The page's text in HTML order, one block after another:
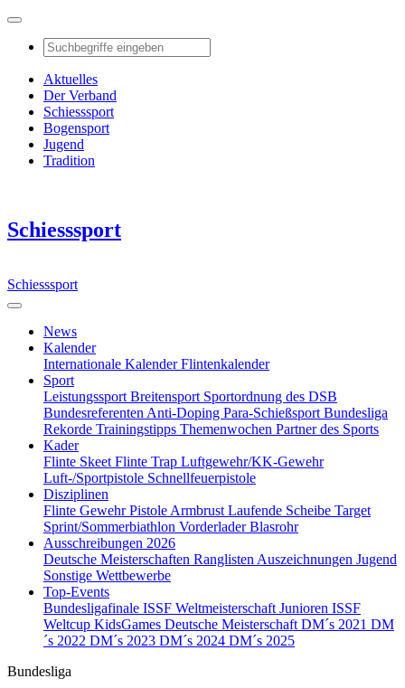
Aktuelles
Der Verband
Schiesssport
Bogensport
Jugend
Tradition
Schiesssport
Schiesssport
News
Kalender
Internationale KalenderFlintenkalender
Sport
Leistungssport Breitensport Sportordnung des DSB
Bundesreferenten Anti-Doping Para-Schießsport Bundesliga
Rekorde Trainingstipps Themenwochen Partner des Sports
Kader
Flinte Skeet Flinte Trap Luftgewehr/KK-Gewehr
Luft-/Sportpistole Schnellfeuerpistole
Disziplinen
Flinte GewehrPistole Armbrust Laufende Scheibe Target
Sprint/Sommerbiathlon VorderladerBlasrohr
Ausschreibungen 2026
Deutsche Meisterschaften Ranglisten Auszeichnungen Jugend
Sonstige Wettbewerbe
Top-Events
Bundesligafinale ISSF Weltmeisterschaft Junioren ISSF
Weltcup KidsGames Deutsche Meisterschaft DM´s 2021 DM
´s 2022 DM´s 2023 DM´s 2024 DM´s 2025
Bundesliga